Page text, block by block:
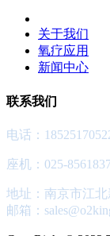
关于我们
氧疗应用
新闻中心
联系我们
电话：
座机：025-
地址：南京市江
邮箱：